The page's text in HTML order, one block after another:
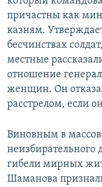
причастны как
казням.
бесчинствах
местные
отношение
женщин. Он
расстрелом, если
Виновным в
неизбирательного
гибели мирных
Шаманова